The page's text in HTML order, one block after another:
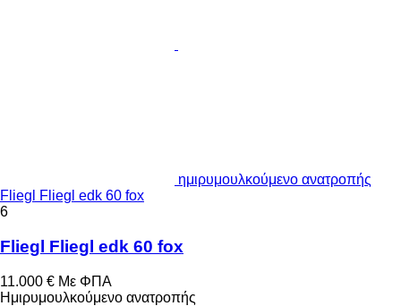
ημιρυμουλκούμενο ανατροπής
Fliegl Fliegl edk 60 fox
6
Fliegl Fliegl edk 60 fox
11.000 € Με ΦΠΑ
Ημιρυμουλκούμενο ανατροπής